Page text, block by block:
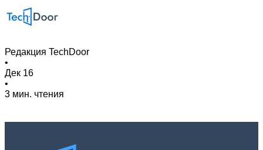
Редакция TechDoor
•
Дек 16
•
3 мин. чтения